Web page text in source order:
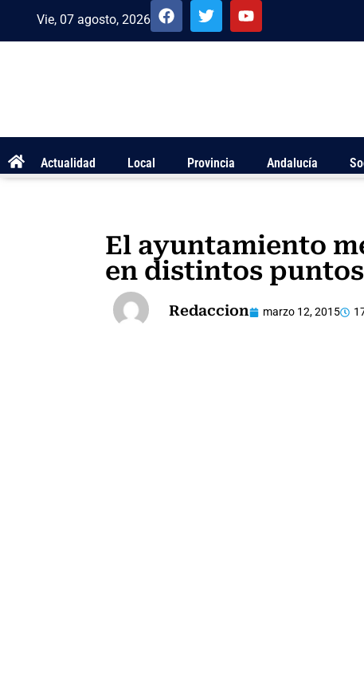
Vie, 07 agosto, 2026
Actualidad Local Provincia Andalucía
El ayuntamiento
en distintos
Redaccion marzo 12, 2015